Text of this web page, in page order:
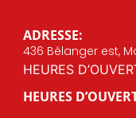
ADRESSE:
436 Bélanger est,
HEURES
HEURES